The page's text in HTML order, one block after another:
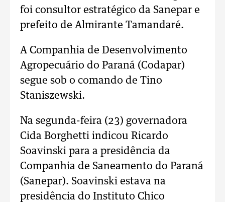
foi consultor estratégico da Sanepar e
prefeito de Almirante Tamandaré.
A Companhia de Desenvolvimento
Agropecuário do Paraná (Codapar)
segue sob o comando de Tino
Staniszewski.
Na segunda-feira (23) governadora
Cida Borghetti indicou Ricardo
Soavinski para a presidência da
Companhia de Saneamento do Paraná
(Sanepar). Soavinski estava na
presidência do Instituto Chico